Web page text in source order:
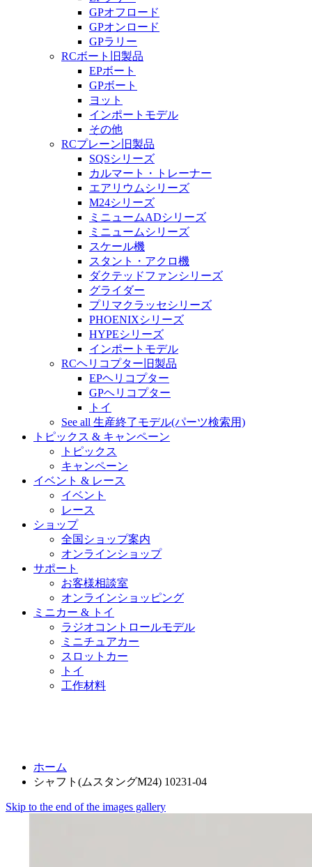
GPオフロード
GPオンロード
GPラリー
RCボート旧製品
EPボート
GPボート
ヨット
インポートモデル
その他
RCプレーン旧製品
SQSシリーズ
カルマート・トレーナー
エアリウムシリーズ
M24シリーズ
ミニュームADシリーズ
ミニュームシリーズ
スケール機
スタント・アクロ機
ダクテッドファンシリーズ
グライダー
プリマクラッセシリーズ
PHOENIXシリーズ
HYPEシリーズ
インポートモデル
RCヘリコプター旧製品
EPヘリコプター
GPヘリコプター
トイ
See all 生産終了モデル(パーツ検索用)
トピックス & キャンペーン
トピックス
キャンペーン
イベント & レース
イベント
レース
ショップ
全国ショップ案内
オンラインショップ
サポート
お客様相談室
オンラインショッピング
ミニカー & トイ
ラジオコントロールモデル
ミニチュアカー
スロットカー
トイ
工作材料
ホーム
シャフト(ムスタングM24) 10231-04
Skip to the end of the images gallery